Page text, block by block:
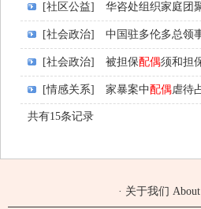
[社区公益] 华咨处组织家庭团
[社会政治] 中国驻多伦多总领
[社会政治] 被担保配偶须和担
[情感关系] 家暴案中 配偶虐待
共有15条记录
· 关于我们 About